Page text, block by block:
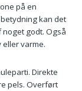
på en
kan det
godt. Også
varme.
Direkte
pels. Overført